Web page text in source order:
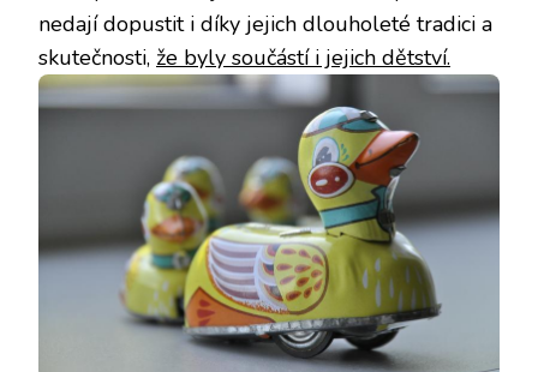
nedají dopustit i díky jejich dlouholeté tradici a
skutečnosti, že byly součástí i jejich dětství.